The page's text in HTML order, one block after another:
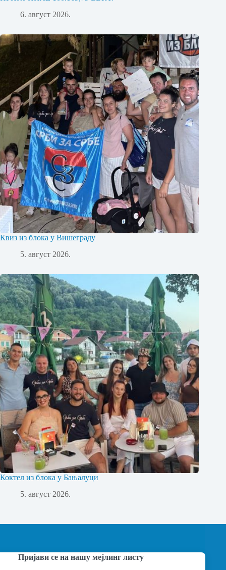
6. август 2026.
Квиз из блока у Вишеграду
5. август 2026.
Коктел из блока у Бањалуци
5. август 2026.
Пријави се на нашу мејлинг листу